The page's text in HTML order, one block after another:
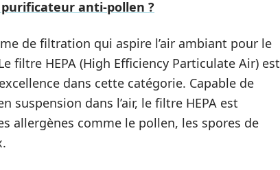
anti-pollen ?
de filtration qui aspire l’air ambiant pour le
filtre HEPA (High Efficiency Particulate Air) est
dans cette catégorie. Capable de
suspension dans l’air, le filtre HEPA est
allergènes comme le pollen, les spores de